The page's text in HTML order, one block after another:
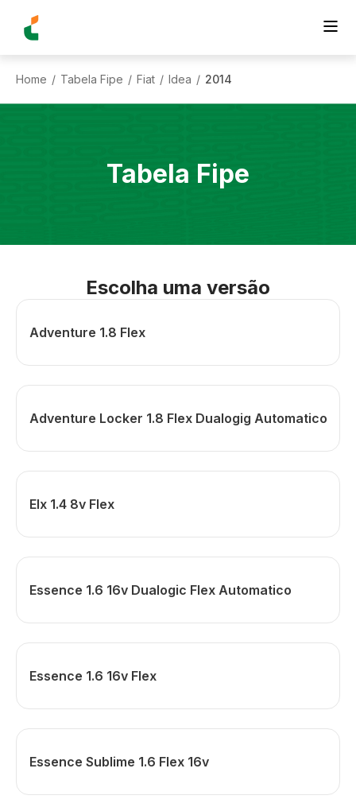
Home / Tabela Fipe / Fiat / Idea / 2014
Tabela Fipe
Escolha uma versão
Adventure 1.8 Flex
Adventure Locker 1.8 Flex Dualogig Automatico
Elx 1.4 8v Flex
Essence 1.6 16v Dualogic Flex Automatico
Essence 1.6 16v Flex
Essence Sublime 1.6 Flex 16v